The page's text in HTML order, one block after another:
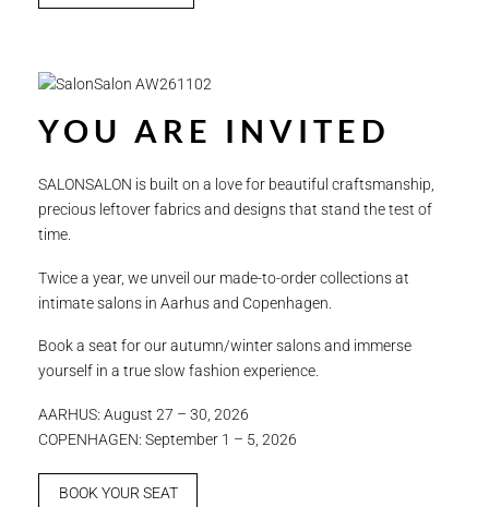
YOU ARE INVITED
SALONSALON is built on a love for beautiful craftsmanship,
precious leftover fabrics and designs that stand the test of
time.
Twice a year, we unveil our made-to-order collections at
intimate salons in Aarhus and Copenhagen.
Book a seat for our autumn/winter salons and immerse
yourself in a true slow fashion experience.
AARHUS: August 27 – 30, 2026
COPENHAGEN: September 1 – 5, 2026
BOOK YOUR SEAT